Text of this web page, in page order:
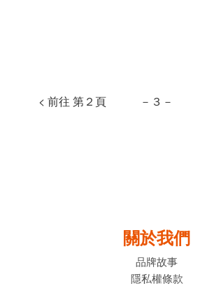
< 前往 第２頁 －３－
關於我們
品牌故事
隱私權條款